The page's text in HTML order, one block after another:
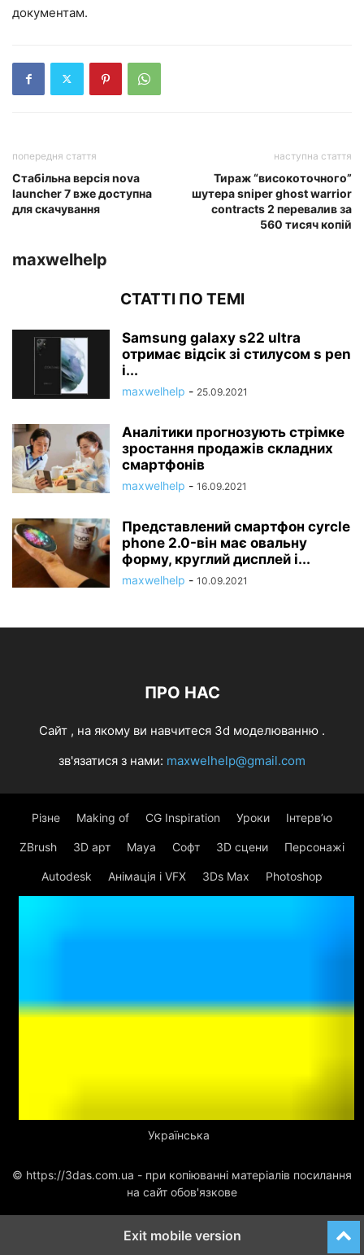
документам.
попередня стаття
Стабільна версія nova
launcher 7 вже доступна
для скачування
наступна стаття
Тираж “високоточного”
шутера sniper ghost warrior
contracts 2 перевалив за
560 тисяч копій
maxwelhelp
СТАТТІ ПО ТЕМІ
Samsung galaxy s22 ultra
отримає відсік зі стилусом s pen
і...
maxwelhelp - 25.09.2021
Аналітики прогнозують стрімке
зростання продажів складних
смартфонів
maxwelhelp - 16.09.2021
Представлений смартфон cyrcle
phone 2.0-він має овальну
форму, круглий дисплей і...
maxwelhelp - 10.09.2021
ПРО НАС
Cайт , на якому ви навчитеся 3d моделюванню .
зв'язатися з нами: maxwelhelp@gmail.com
Різне Making of CG Inspiration Уроки Інтерв’ю
ZBrush 3D арт Maya Софт 3D сцени Персонажі
Autodesk Анімація і VFX 3Ds Max Photoshop
Українська
© https://3das.com.ua - при копіюванні матеріалів посилання
на сайт обов'язкове
Exit mobile version